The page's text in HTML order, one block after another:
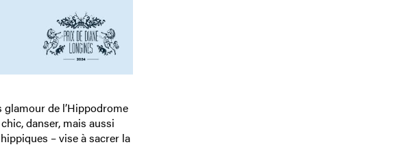
glamour de l’Hippodrome
danser, mais aussi
– vise à sacrer la